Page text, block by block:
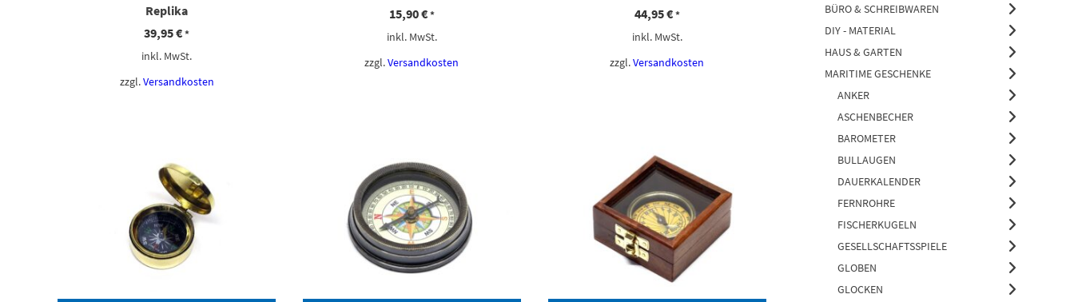
Replika
39,95€*
inkl. MwSt.
zzgl.Versandkosten
15,90€ *
inkl. MwSt.
zzgl.Versandkosten
44,95€ *
inkl. MwSt.
zzgl.Versandkosten
BÜRO & SCHREIBWAREN
DIY - MATERIAL
HAUS & GARTEN
MARITIME GESCHENKE
ANKER
ASCHENBECHER
BAROMETER
BULLAUGEN
DAUERKALENDER
FERNROHRE
FISCHERKUGELN
GESELLSCHAFTSSPIELE
GLOBEN
GLOCKEN